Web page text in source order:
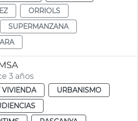
ORRIOLS
SUPERMANZANA
3 años
VIVIENDA
URBANISMO